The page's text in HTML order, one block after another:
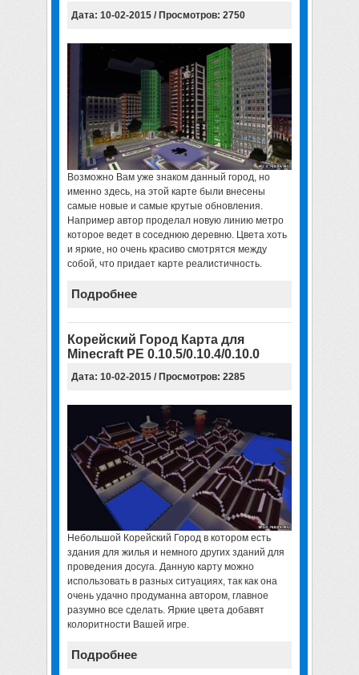
Дата: 10-02-2015 / Просмотров: 2750
Возможно Вам уже знаком данный город, но
именно здесь, на этой карте были внесены
самые новые и самые крутые обновления.
Например автор проделал новую линию метро
которое ведет в соседнюю деревню. Цвета хоть
и яркие, но очень красиво смотрятся между
собой, что придает карте реалистичность.
Подробнее
Корейский Город Карта для
Minecraft PE 0.10.5/0.10.4/0.10.0
Дата: 10-02-2015 / Просмотров: 2285
Небольшой Корейский Город в котором есть
здания для жилья и немного других зданий для
проведения досуга. Данную карту можно
использовать в разных ситуациях, так как она
очень удачно продуманна автором, главное
разумно все сделать. Яркие цвета добавят
колоритности Вашей игре.
Подробнее